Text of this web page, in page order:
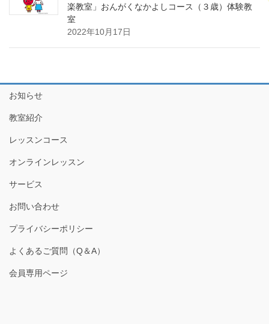
楽教室」おんがくなかよしコース（３歳）体験教
室
2022年10月17日
お知らせ
教室紹介
レッスンコース
オンラインレッスン
サービス
お問い合わせ
プライバシーポリシー
よくあるご質問（Q＆A）
会員専用ページ